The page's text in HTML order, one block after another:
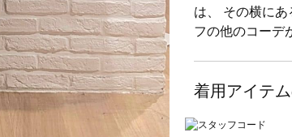
は、 その横に
フの他のコーデ
着用アイテ